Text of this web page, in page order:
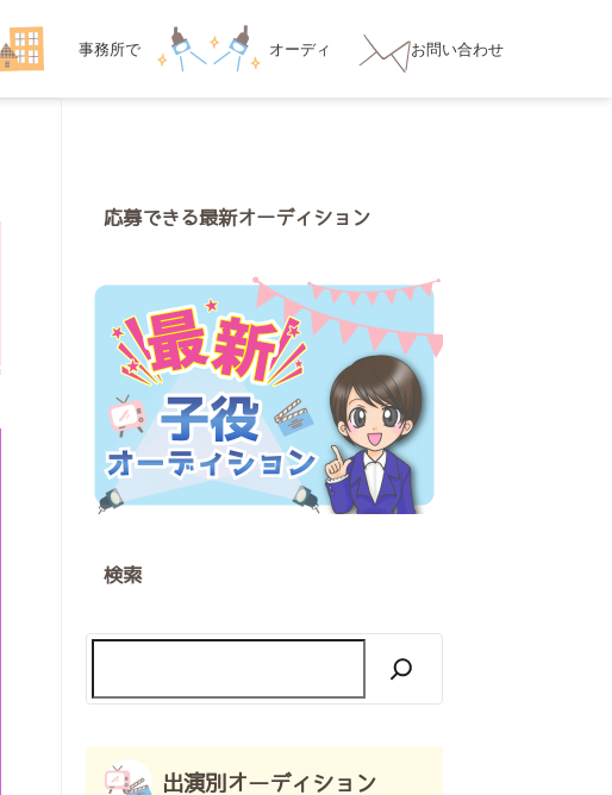
事務所で
探す
オーディ
ション対策
お問い合わせ
応募できる最新オーディション
検索
出演別オーディション